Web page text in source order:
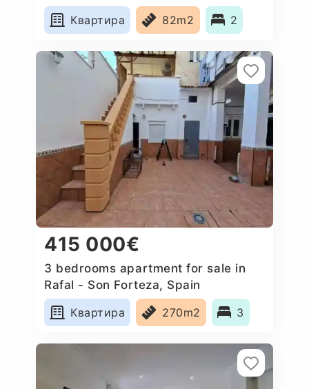
Spain
Квартира
82m2 2
415 000€
3 bedrooms apartment for sale in
Rafal - Son Forteza, Spain
Квартира
270m2 3